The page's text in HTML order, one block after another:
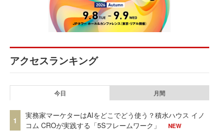
アクセスランキング
今日 月間
1
実務家マーケターはAIをどこでどう使う？積水ハウス イノ
コム CROが実践する「5Sフレームワーク」
NEW